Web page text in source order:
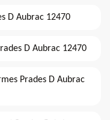
D Aubrac 12470
D Aubrac 12470
Prades D Aubrac